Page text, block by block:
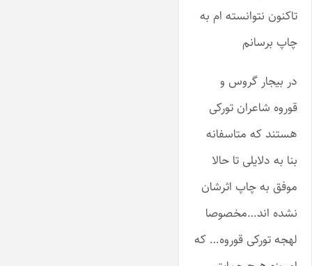
تاکنون نتوانسته ام به
چاپ برسانم
در بیجار گروس و
قوروه شاعران تورکی
هستند که متاسفانه
بنا به دلایلی تا حالا
موفق به چاپ اثرشان
نشده اند…مخصوصا
لهجه تورکی قوروه… که